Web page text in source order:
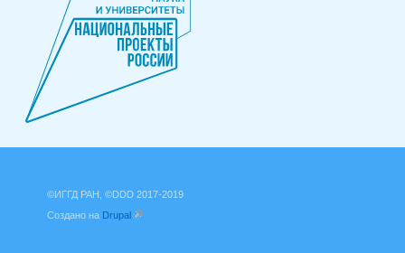
©ИГГД РАН, ©DDD 2017-2019
Создано на Drupal